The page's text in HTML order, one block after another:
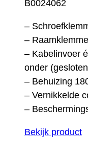
B0024062
–
–
– Kabelinvoer
onder
– Behuizing
– Vernikkelde
–
Bekijk product